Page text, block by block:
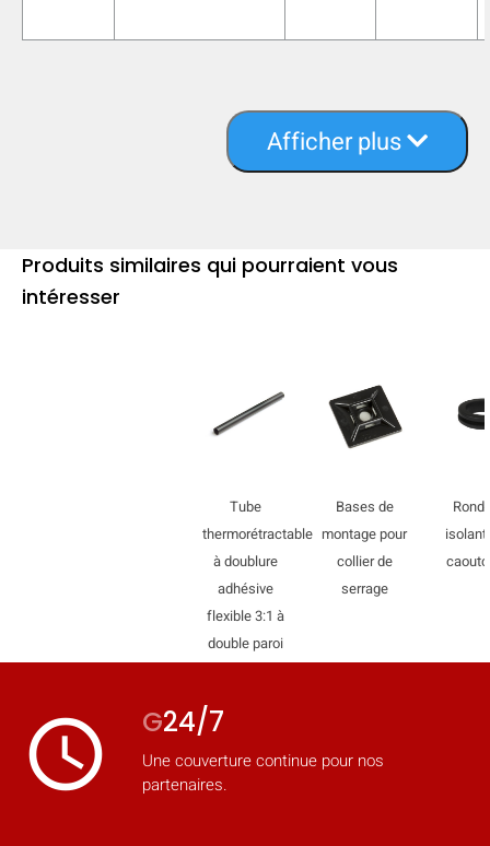
Afficher plus
Produits similaires qui pourraient vous
intéresser
Tube
thermorétractable
à doublure
adhésive
flexible 3:1 à
double paroi
Bases de
montage pour
collier de
serrage
access_time G24/7
Une couverture continue pour nos
partenaires.